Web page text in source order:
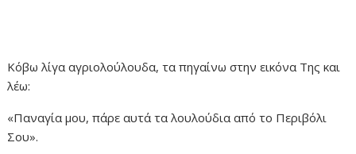
Κόβω λίγα αγριολούλουδα, τα πηγαίνω στην εικόνα Της και
λέω:
«Παναγία μου, πάρε αυτά τα λουλούδια από το Περιβόλι
Σου».